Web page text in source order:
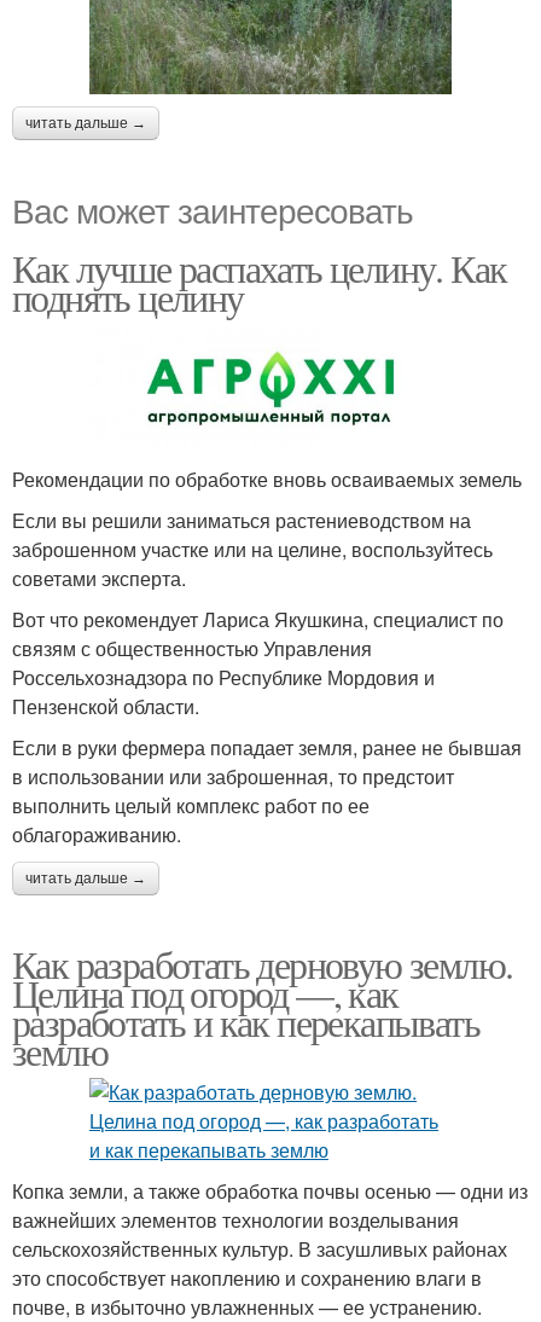
читать дальше →
Вас может заинтересовать
Как лучше распахать целину. Как
поднять целину
Рекомендации по обработке вновь осваиваемых земель
Если вы решили заниматься растениеводством на
заброшенном участке или на целине, воспользуйтесь
советами эксперта.
Вот что рекомендует Лариса Якушкина, специалист по
связям с общественностью Управления
Россельхознадзора по Республике Мордовия и
Пензенской области.
Если в руки фермера попадает земля, ранее не бывшая
в использовании или заброшенная, то предстоит
выполнить целый комплекс работ по ее
облагораживанию.
читать дальше →
Как разработать дерновую землю.
Целина под огород —, как
разработать и как перекапывать
землю
Копка земли, а также обработка почвы осенью — одни из
важнейших элементов технологии возделывания
сельскохозяйственных культур. В засушливых районах
это способствует накоплению и сохранению влаги в
почве, в избыточно увлажненных — ее устранению.